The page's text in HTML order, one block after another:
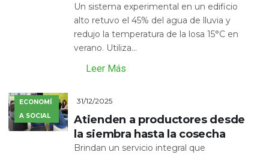
Un sistema experimental en un edificio
alto retuvo el 45% del agua de lluvia y
redujo la temperatura de la losa 15°C en
verano. Utiliza...
Leer Más
ECONOMÍ
A SOCIAL
31/12/2025
Atienden a productores desde
la siembra hasta la cosecha
Brindan un servicio integral que